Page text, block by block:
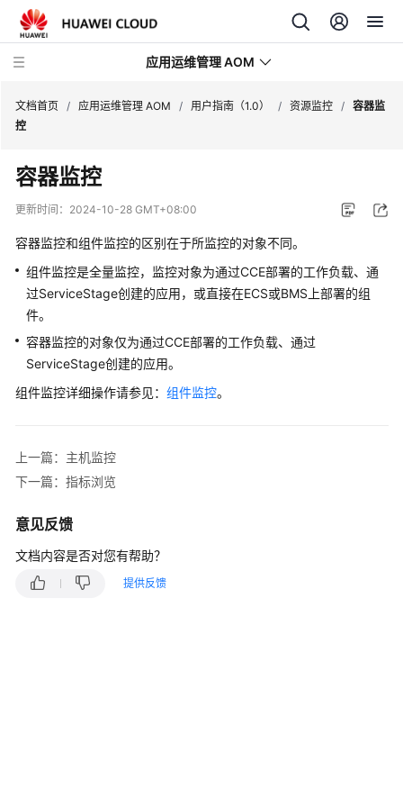
应用运维管理 AOM
最
新
动
产
品
介
绍
计
费
说
快
速
门
用
户
文档首页 / 应用运维管理 AOM / 用户指南（1.0） / 资源监控 / 容器监
控
容器监控
更新时间： 2024-10-28 GMT+08:00
容器监控和组件监控的区别在于所监控的对象不同。
组件监控是全量监控，监控对象为通过CCE部署的工作负载、通
过ServiceStage创建的应用，或直接在ECS或BMS上部署的组
件。
容器监控的对象仅为通过CCE部署的工作负载、通过
ServiceStage创建的应用。
组件监控详细操作请参见： 组件监控。
上一篇：主机监控
下一篇：指标浏览
意见反馈
文档内容是否对您有帮助？
提供反馈